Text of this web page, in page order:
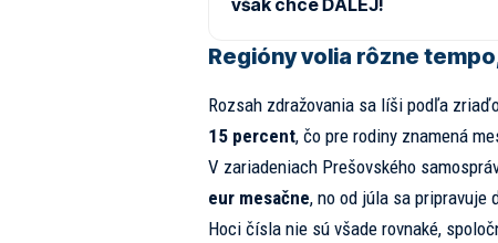
však chce ĎALEJ!
Regióny volia rôzne
Rozsah zdražovania sa líši podľa
15 percent, čo pre rodiny znamená
V zariadeniach Prešovského
eur mesačne, no od júla sa pripravuje
Hoci čísla nie sú všade rovnaké,